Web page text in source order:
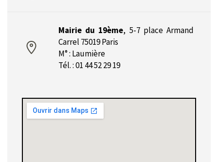
Mairie du 19ème, 5-7 place Armand
Carrel 75019 Paris
M° : Laumière
Tél. : 01 44 52 29 19‎